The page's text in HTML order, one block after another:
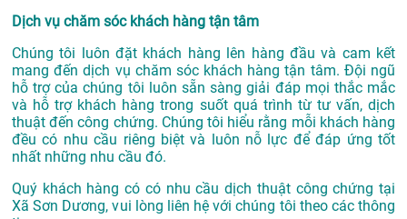
Dịch vụ chăm sóc khách hàng tận tâm
Chúng tôi luôn đặt khách hàng lên hàng đầu và cam kết
mang đến dịch vụ chăm sóc khách hàng tận tâm. Đội ngũ
hỗ trợ của chúng tôi luôn sẵn sàng giải đáp mọi thắc mắc
và hỗ trợ khách hàng trong suốt quá trình từ tư vấn, dịch
thuật đến công chứng. Chúng tôi hiểu rằng mỗi khách hàng
đều có nhu cầu riêng biệt và luôn nỗ lực để đáp ứng tốt
nhất những nhu cầu đó.
Quý khách hàng có có nhu cầu dịch thuật công chứng tại
Xã Sơn Dương, vui lòng liên hệ với chúng tôi theo các thông